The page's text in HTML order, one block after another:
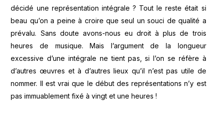
décidé une représentation intégrale ? Tout le reste était si
beau qu’on a peine à croire que seul un souci de qualité a
prévalu. Sans doute avons-nous eu droit à plus de trois
heures de musique. Mais l’argument de la longueur
excessive d’une intégrale ne tient pas, si l’on se réfère à
d’autres œuvres et à d’autres lieux qu’il n’est pas utile de
nommer. Il est vrai que le début des représentations n’y est
pas immuablement fixé à vingt et une heures !